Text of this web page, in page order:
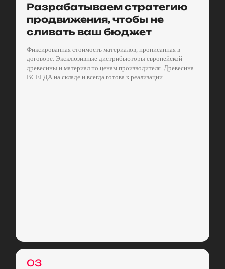
Разрабатываем стратегию
продвижения, чтобы не
сливать ваш бюджет
Фиксированная стоимость материалов, прописанная в
договоре. Эксклюзивные дистрибьюторы европейской
древесины и материал по ценам производителя. Древесина
ВСЕГДА на складе и всегда готова к реализации
03